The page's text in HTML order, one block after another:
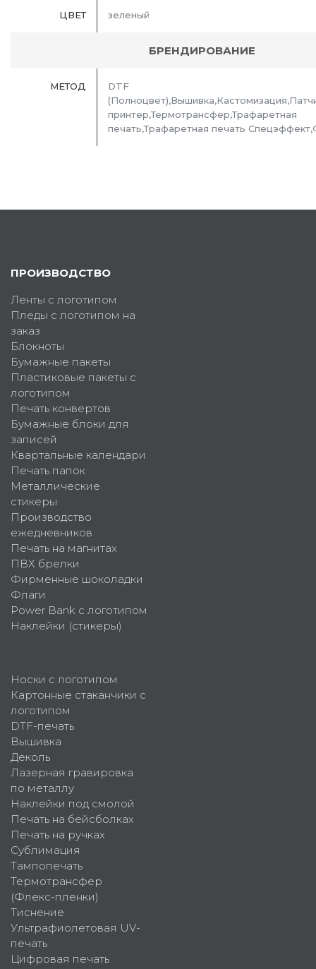
ЦВЕТ зеленый
БРЕНДИРОВАНИЕ
МЕТОД
DTF
принтер,Термотрансфер,Трафаретная
печать,Трафаретная печать
ПРОИЗВОДСТВО
Ленты с логотипом
Пледы с логотипом на
заказ
Блокноты
Бумажные пакеты
Пластиковые пакеты с
логотипом
Печать конвертов
Бумажные блоки для
записей
Квартальные календари
Печать папок
Металлические
стикеры
Производство
ежедневников
Печать на магнитах
ПВХ брелки
Фирменные шоколадки
Флаги
Power Bank с логотипом
Наклейки (стикеры)
Носки с логотипом
Картонные стаканчики с
логотипом
DTF-печать
Вышивка
Деколь
Лазерная гравировка
по металлу
Наклейки под смолой
Печать на бейсболках
Печать на ручках
Сублимация
Тампопечать
Термотрансфер
(Флекс-пленки)
Тиснение
Ультрафиолетовая UV-
печать
Цифровая печать